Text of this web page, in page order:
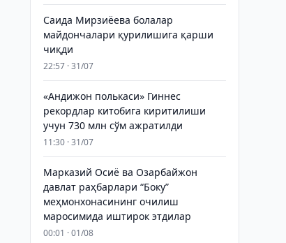
Саида Мирзиёева болалар
майдончалари қурилишига қарши
чиқди
22:57 · 31/07
«Андижон полькаси» Гиннес
рекордлар китобига киритилиши
учун 730 млн сўм ажратилди
11:30 · 31/07
Марказий Осиё ва Озарбайжон
давлат раҳбарлари “Боку”
меҳмонхонасининг очилиш
маросимида иштирок этдилар
00:01 · 01/08